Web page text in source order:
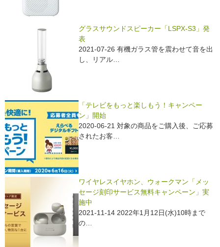
グラスサウンドスピーカー「LSPX-S3」発
表
2021-07-26 有機ガラス管を震わせて音を出
し、リアル…
「テレビをもっと楽しもう！キャンペー
ン」開始
2020-06-21 対象の商品をご購入後、ご応募
されたお客…
ワイヤレスイヤホン、ウォークマン「メッ
セージ刻印サービス無料キャンペーン」実
施中
2021-11-14 2022年1月12日(水)10時まで
の…